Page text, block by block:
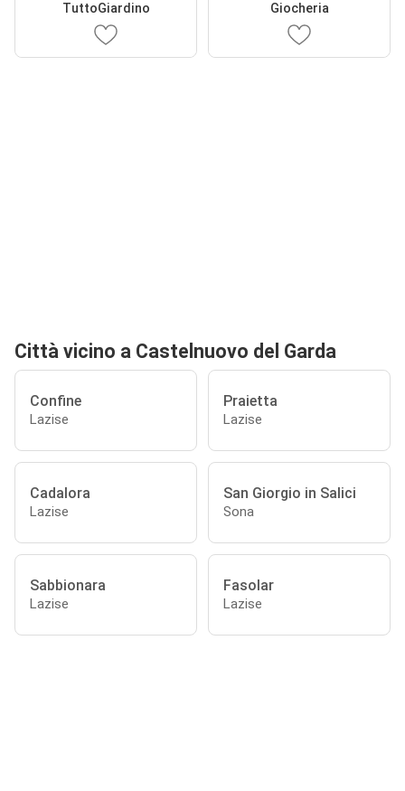
TuttoGiardino Giocheria
Città vicino a Castelnuovo del Garda
Confine
Lazise
Praietta
Lazise
Cadalora
Lazise
San Giorgio in Salici
Sona
Sabbionara
Lazise
Fasolar
Lazise